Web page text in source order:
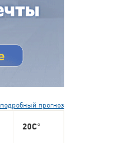
подробный прогноз
20C°